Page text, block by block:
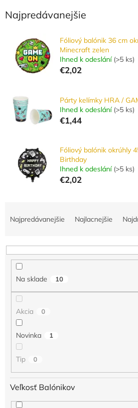
Najpredávanejšie
Fóliový balónik 36 cm
Minecraft zelen
Ihned k odeslání (>5 ks)
€2,02
Párty kelímky HRA /
Ihned k odeslání (>5 ks)
€1,44
Fóliový balónik okrúhly
Birthday
Ihned k odeslání (>5 ks)
€2,02
n
Najpredávanejšie Najlacnejšie
Na sklade 10
Akcia 0
Novinka 1
Tip 0
Veľkosť Balónikov